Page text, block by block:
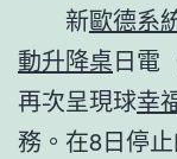
新歐德系
動升降桌日電
再次呈現球幸
務。在8日停